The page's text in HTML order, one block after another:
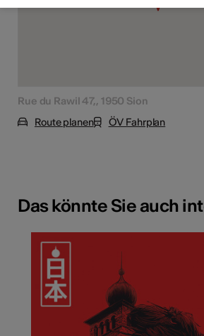
Rue du Rawil 47,, 1950 Sion
Route planen
ÖV Fahrplan
Das könnte Sie auch